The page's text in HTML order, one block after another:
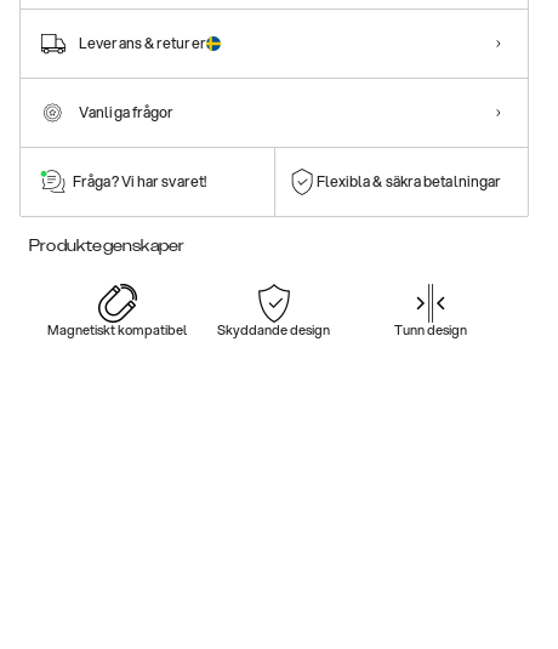
Leverans & returer
Vanliga frågor
Fråga? Vi har svaret! Flexibla & säkra betalningar
Produktegenskaper
Magnetiskt kompatibel Skyddande design Tunn design